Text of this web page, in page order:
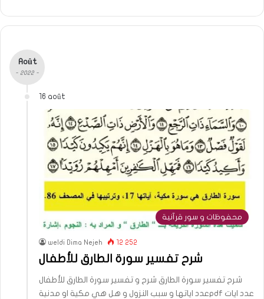
Août
- 2022 -
16 août
محفوظات و سور قرآنية
weldi Dima Nejeh 12 252
شرح تفسير سورة الطارق للأطفال
شرح تفسير سورة الطارق شرح و تفسير سورة الطارق للأطفال
عدد اياتها و سبب النزول و هل هي مكية او مدنيةpdf عدد ايات